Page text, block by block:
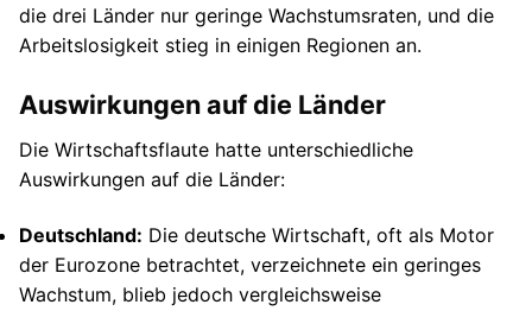
die drei Länder nur geringe Wachstumsraten, und die
Arbeitslosigkeit stieg in einigen Regionen an.
Auswirkungen auf die Länder
Die Wirtschaftsflaute hatte unterschiedliche
Auswirkungen auf die Länder:
Deutschland: Die deutsche Wirtschaft, oft als Motor
der Eurozone betrachtet, verzeichnete ein geringes
Wachstum, blieb jedoch vergleichsweise